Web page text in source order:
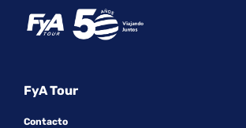
FyA Tour
Contacto